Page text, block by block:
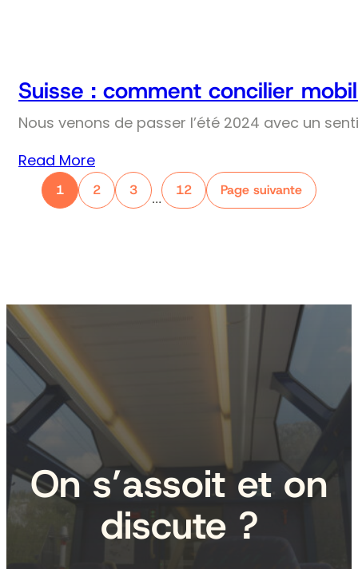
Suisse : comment concilier
Nous venons de passer l’été 2024 avec un
Read More
1 2 3
…
12 Page suivante
On s’assoit et on
discute ?